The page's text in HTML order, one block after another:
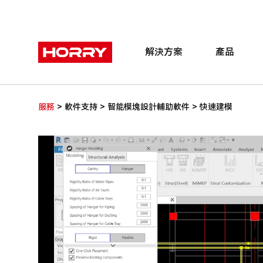
解決方案 產品
服務> 軟件支持> 智能模塊設計輔助軟件 > 快速建模